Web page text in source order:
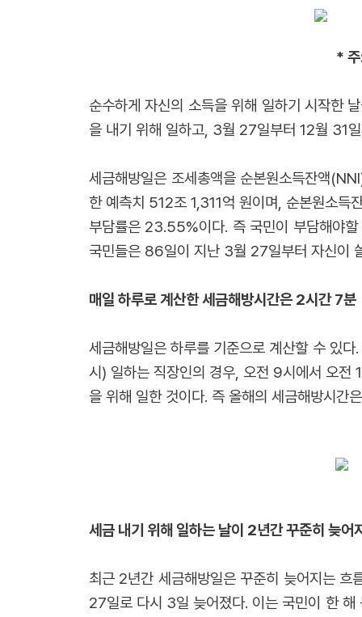
*
순수하게 자신의 소득을 위해 일하기 시작한
을 내기 위해 일하고, 3월 27일부터 12월 31
세금해방일은 조세총액을 순본원소득잔액
한 예측치 512조 1,311억 원이며, 순본원소득
부담률은 23.55%이다. 즉 국민이 부담해야
국민들은 86일이 지난 3월 27일부터 자신이
매일 하루로 계산한 세금해방시간은 2시간 7분
세금해방일은 하루를 기준으로 계산할 수 있
시) 일하는 직장인의 경우, 오전 9시에서 오
을 위해 일한 것이다. 즉 올해의 세금해방시간
세금 내기 위해 일하는 날이 2년간 꾸준히 늦어
최근 2년간 세금해방일은 꾸준히 늦어지는
27일로 다시 3일 늦어졌다. 이는 국민이 한 해